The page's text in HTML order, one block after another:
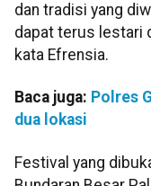
dan tradisi yang
dapat terus lestari
kata Efrensia.
Baca juga: Polres
dua lokasi
Festival yang